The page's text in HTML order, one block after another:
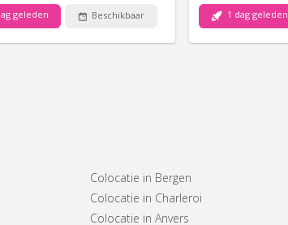
geleden Beschikbaar 1 dag geleden
Colocatie in Bergen
Colocatie in Charleroi
Colocatie in Anvers